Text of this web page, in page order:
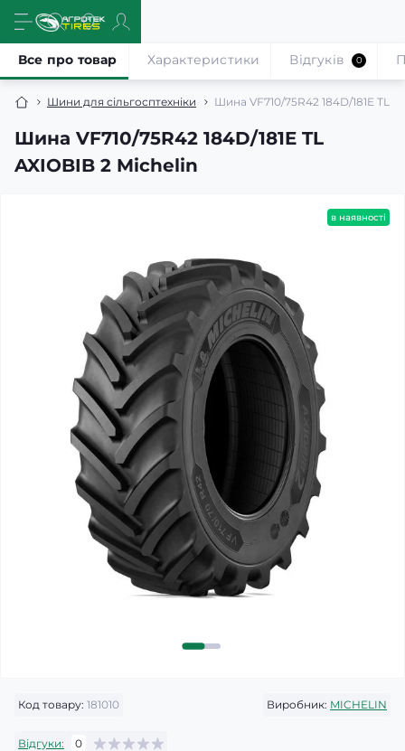
Шини для сільгосптехніки Шина VF710/75R42 184D/181E TL
Шина VF710/75R42 184D/181E TL
AXIOBIB 2 Michelin
Все про товар Характеристики Відгуків 0
в наявності
Код товару: 181010 Виробник: MICHELIN
Відгуки: 0